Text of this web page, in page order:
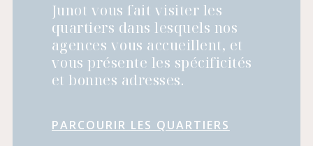
Junot vous fait visiter les
quartiers dans lesquels nos
agences vous accueillent, et
vous présente les spécificités
et bonnes adresses.
PARCOURIR LES QUARTIERS